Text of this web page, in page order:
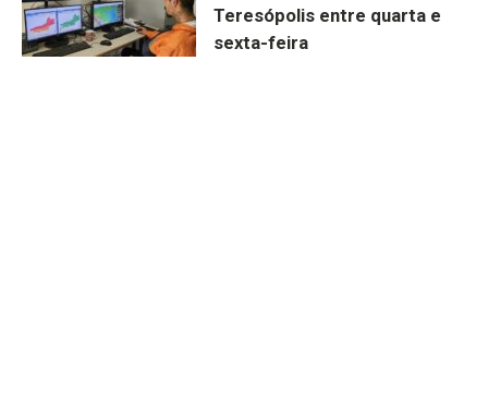
Teresópolis entre quarta e
sexta-feira